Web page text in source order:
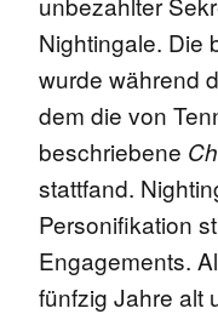
Nightingale. Die
wurde während
dem die von
beschriebene
stattfand.
Personifikation
Engagements.
fünfzig Jahre alt